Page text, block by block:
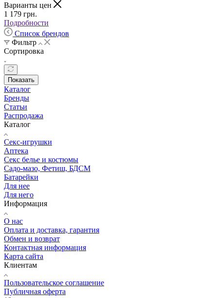
Варианты цен
1 179 грн.
Подробности
Список брендов
Фильтр
Сортировка
Показать
Каталог
Бренды
Статьи
Распродажа
Каталог
Секс-игрушки
Аптека
Секс белье и костюмы
Садо-мазо, Фетиш, БДСМ
Батарейки
Для нее
Для него
Информация
О нас
Оплата и доставка, гарантия
Обмен и возврат
Контактная информация
Карта сайта
Клиентам
Пользовательское соглашение
Публичная оферта